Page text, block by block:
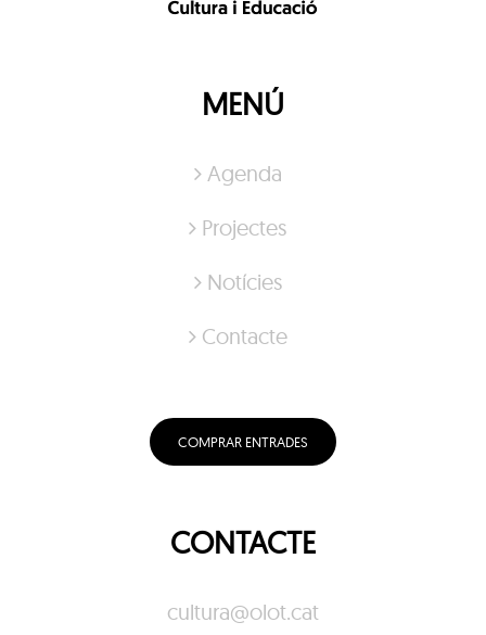
MENÚ
Agenda
Projectes
Notícies
Contacte
COMPRAR ENTRADES
CONTACTE
cultura@olot.cat